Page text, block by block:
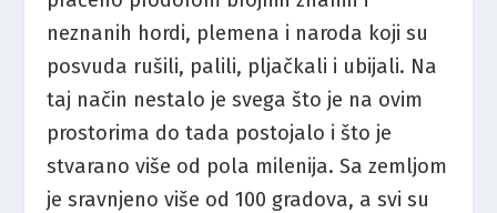
neznanih hordi, plemena i naroda koji su
posvuda rušili, palili, pljačkali i ubijali. Na
taj način nestalo je svega što je na ovim
prostorima do tada postojalo i što je
stvarano više od pola milenija. Sa zemljom
je sravnjeno više od 100 gradova, a svi su